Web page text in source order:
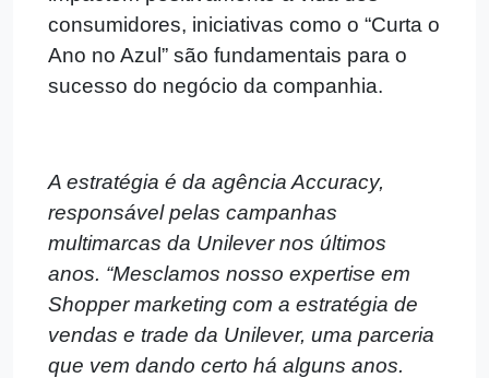
consumidores, iniciativas como o “Curta o
Ano no Azul” são fundamentais para o
sucesso do negócio da companhia.
A estratégia é da agência Accuracy,
responsável pelas campanhas
multimarcas da Unilever nos últimos
anos. “Mesclamos nosso expertise em
Shopper marketing com a estratégia de
vendas e trade da Unilever, uma parceria
que vem dando certo há alguns anos.